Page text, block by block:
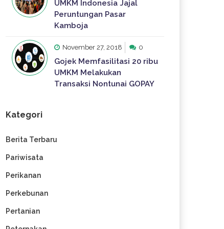
UMKM Indonesia Jajal
Peruntungan Pasar
Kamboja
November 27, 2018 0
Gojek Memfasilitasi 20 ribu
UMKM Melakukan
Transaksi Nontunai GOPAY
Kategori
Berita Terbaru
Pariwisata
Perikanan
Perkebunan
Pertanian